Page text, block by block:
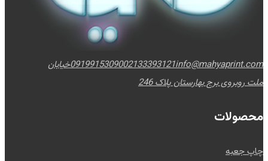
0919915309002133393121info@mahyaprint.com
خیابان
ملت روبروی برج بهارستان پلاک 246
محصولات
چاپ جعبه